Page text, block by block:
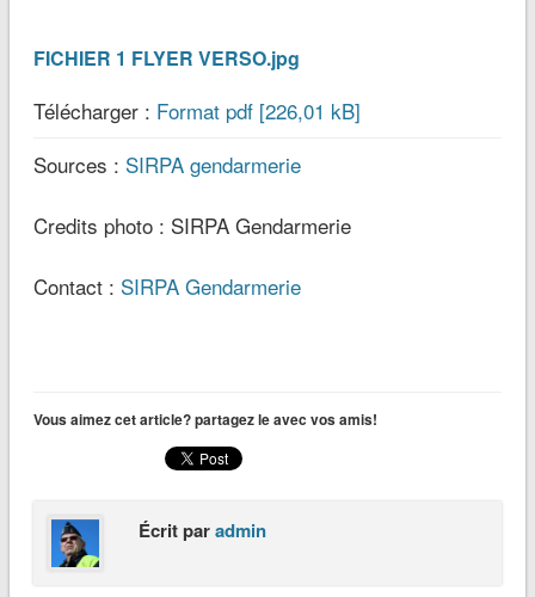
FICHIER 1 FLYER VERSO.jpg
Télécharger : Format pdf [226,01 kB]
Sources : SIRPA gendarmerie
Credits photo : SIRPA Gendarmerie
Contact : SIRPA Gendarmerie
Vous aimez cet article? partagez le avec vos amis!
Écrit paradmin